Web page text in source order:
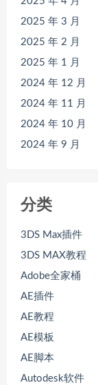
2025 年 3 月
2025 年 2 月
2025 年 1 月
2024 年 12 月
2024 年 11 月
2024 年 10 月
2024 年 9 月
分类
3DS Max插件
3DS MAX教程
Adobe全家桶
AE插件
AE教程
AE模板
AE脚本
Autodesk软件